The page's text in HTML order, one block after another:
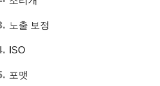
노출 보정
ISO
포맷